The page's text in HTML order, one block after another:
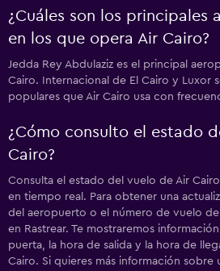
¿Cuáles son los principales
en los que opera Air Cairo?
Jedda Rey Abdulaziz es el principal
Cairo. Internacional de El Cairo y Luxor
populares que Air Cairo usa con
¿Cómo consulto el estado
Cairo?
Consulta el estado del vuelo de Air
en tiempo real. Para obtener una
del aeropuerto o el número de vuelo
en Rastrear. Te mostraremos
puerta, la hora de salida y la hora de
Cairo. Si quieres más información